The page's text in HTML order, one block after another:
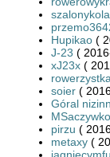
Hupikao (
J-23 (
xJ23x (
rowerzystka
soier (
Góral
MSaczywko
pirzu (
metaxy (